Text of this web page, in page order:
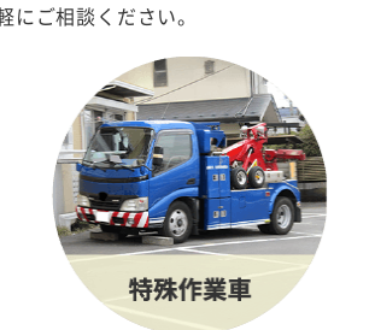
ご相談ください。